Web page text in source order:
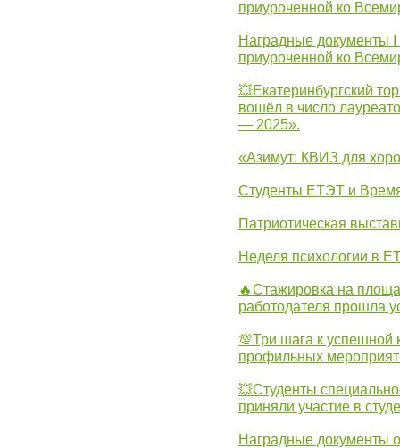
приуроченной ко
Наградные документы
приуроченной ко
💥Екатеринбургский
вошёл в число
— 2025».
«Азимут: КВИЗ для
Студенты ЕТЭТ и
Патриотическая
Неделя психологии в
🔥Стажировка на
работодателя прошла
💯Три шага к успешной
профильных
💥Студенты
приняли участие в
Наградные документы